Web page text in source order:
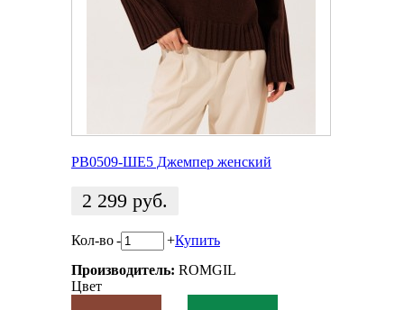
РВ0509-ШЕ5 Джемпер женский
2 299 руб.
Кол-во- +Купить
Производитель: ROMGIL
Цвет